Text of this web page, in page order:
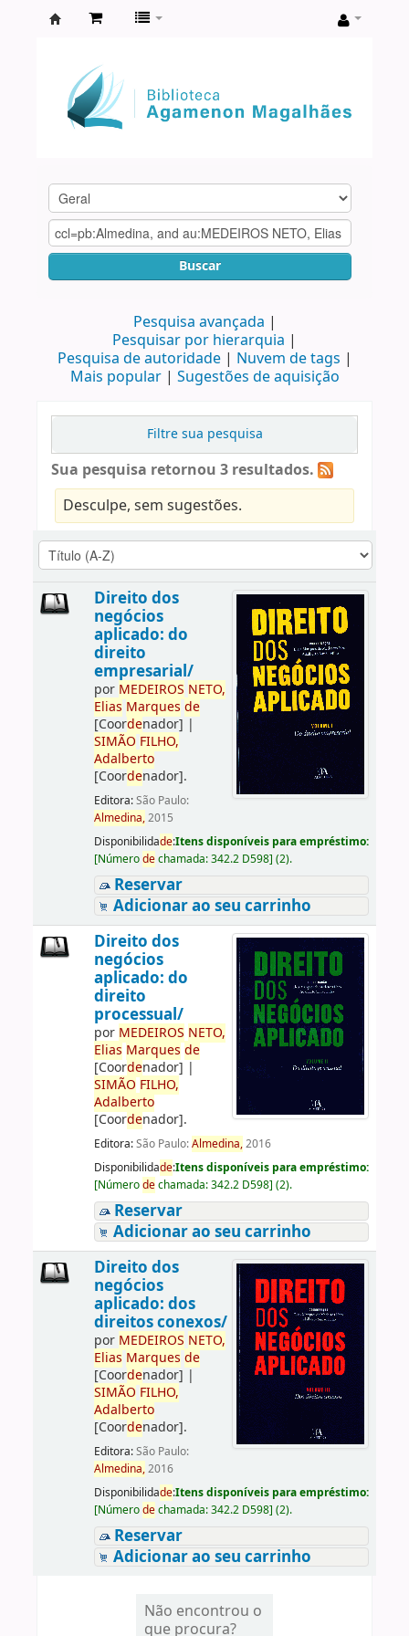
Agamenon
Magalhães
Buscar
Pesquisa avançada
Pesquisar por hierarquia
Pesquisa de autoridade
Nuvem de tags
Mais popular
Sugestões de aquisição
Filtre sua pesquisa
Sua pesquisa retornou 3 resultados.
Desculpe, sem sugestões.
Direito dos
negócios
aplicado: do
direito
empresarial/
por MEDEIROS NETO,
Elias Marques de
[Coordenador] |
SIMÃO FILHO,
Adalberto
[Coordenador].
Editora:São Paulo:
Almedina,2015
Disponibilidade:Itens disponíveis para empréstimo:
[Númerodechamada:342.2 D598] (2).
Reservar
Adicionar ao seu carrinho
Direito dos
negócios
aplicado: do
direito
processual/
por MEDEIROS NETO,
Elias Marques de
[Coordenador] |
SIMÃO FILHO,
Adalberto
[Coordenador].
Editora:São Paulo:Almedina,2016
Disponibilidade:Itens disponíveis para empréstimo:
[Númerodechamada:342.2 D598] (2).
Reservar
Adicionar ao seu carrinho
Direito dos
negócios
aplicado: dos
direitos conexos/
por MEDEIROS NETO,
Elias Marques de
[Coordenador] |
SIMÃO FILHO,
Adalberto
[Coordenador].
Editora:São Paulo:
Almedina,2016
Disponibilidade:Itens disponíveis para empréstimo:
[Númerodechamada:342.2 D598] (2).
Reservar
Adicionar ao seu carrinho
Não encontrou o
que procura?